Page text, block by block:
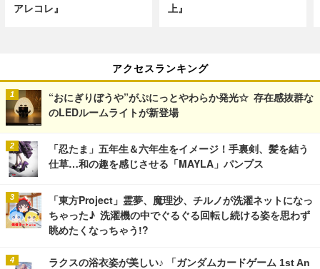
アレコレ』
上』
アクセスランキング
“おにぎりぼうや”がぷにっとやわらか発光☆ 存在感抜群な
のLEDルームライトが新登場
「忍たま」五年生＆六年生をイメージ！手裏剣、髪を結う
仕草…和の趣を感じさせる「MAYLA」パンプス
「東方Project」霊夢、魔理沙、チルノが洗濯ネットになっ
ちゃった♪ 洗濯機の中でぐるぐる回転し続ける姿を思わず
眺めたくなっちゃう!?
ラクスの浴衣姿が美しい♪ 「ガンダムカードゲーム 1st An